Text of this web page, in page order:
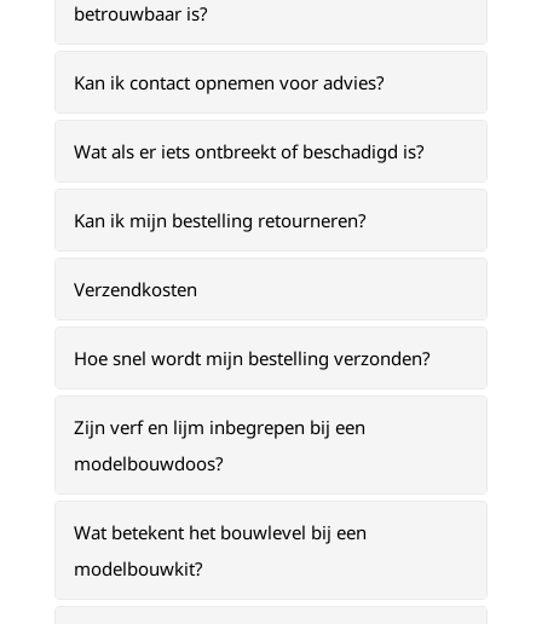
betrouwbaar is?
Kan ik contact opnemen voor advies?
Wat als er iets ontbreekt of beschadigd is?
Kan ik mijn bestelling retourneren?
Verzendkosten
Hoe snel wordt mijn bestelling verzonden?
Zijn verf en lijm inbegrepen bij een
modelbouwdoos?
Wat betekent het bouwlevel bij een
modelbouwkit?